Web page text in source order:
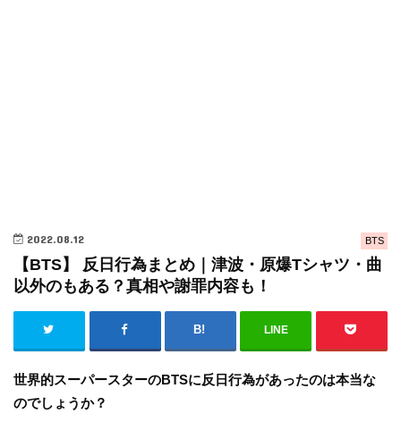
BTS
2022.08.12
【BTS】 反日行為まとめ｜津波・原爆Tシャツ・曲
以外のもある？真相や謝罪内容も！
LINE
世界的スーパースターのBTSに反日行為があったのは本当な
のでしょうか？